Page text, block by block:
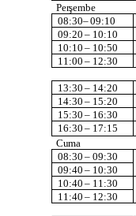
Perşembe
08:30–09:10
09:20 – 10:10
10:10 – 10:50
11:00 – 12:30
13:30 – 14:20
14:30 – 15:20
15:30 – 16:30
16:30 – 17:15
Cuma
08:30 – 09:30
09:40 – 10:30
10:40 – 11:30
11:40 – 12:30